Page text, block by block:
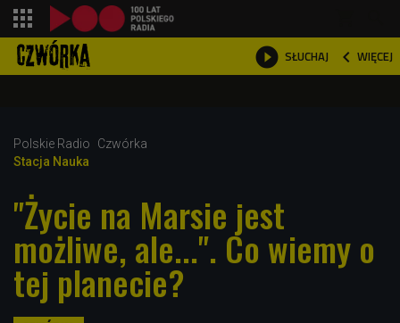
 SŁUCHAJ  WIĘCEJ

Polskie Radio
Czwórka
Stacja Nauka
"Życie na Marsie jest
możliwe, ale...". Co wiemy o
tej planecie?